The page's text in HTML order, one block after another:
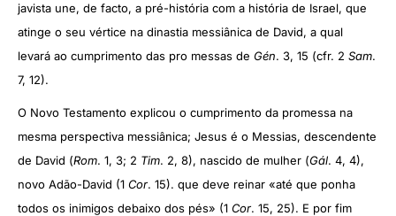
javista une, de facto, a pré-história com a história de Israel, que
atinge o seu vértice na dinastia messiânica de David, a qual
levará ao cumprimento das pro messas de Gén. 3, 15 (cfr. 2 Sam.
7, 12).
O Novo Testamento explicou o cumprimento da promessa na
mesma perspectiva messiânica; Jesus é o Messias, descendente
de David (Rom. 1, 3; 2 Tim. 2, 8), nascido de mulher (Gál. 4, 4),
novo Adão-David (1 Cor. 15). que deve reinar «até que ponha
todos os inimigos debaixo dos pés» (1 Cor. 15, 25). E por fim